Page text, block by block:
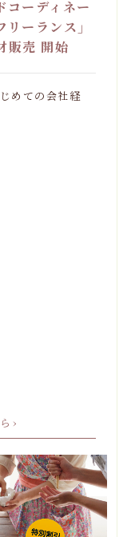
コーディネー
ーランス」
販売 開始
めての会社経
›